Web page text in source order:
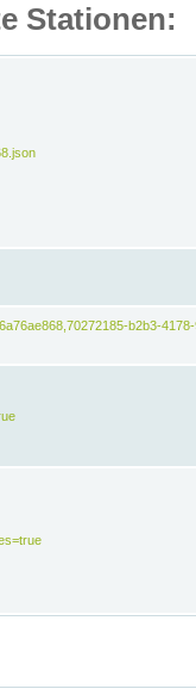
Stationen:
b2b3-